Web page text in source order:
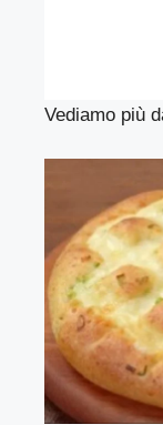
Vediamo più